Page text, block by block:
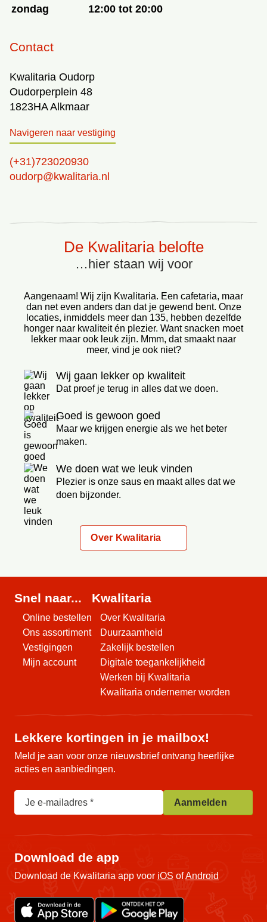
zondag
12:00 tot 20:00
Contact
Kwalitaria Oudorp
Oudorperplein 48
1823HA Alkmaar
Navigeren naar vestiging
(+31)723020930
oudorp@kwalitaria.nl
De Kwalitaria belofte
…hier staan wij voor
Aangenaam! Wij zijn Kwalitaria. Een cafetaria, maar
dan net even anders dan dat je gewend bent. Onze
locaties, inmiddels meer dan 135, hebben dezelfde
honger naar kwaliteit én plezier. Want snacken moet
lekker maar ook leuk zijn. Mmm, dat smaakt naar
meer, vind je ook niet?
Wij gaan lekker op kwaliteit
Dat proef je terug in alles dat we doen.
Goed is gewoon goed
Maar we krijgen energie als we het beter
maken.
We doen wat we leuk vinden
Plezier is onze saus en maakt alles dat we
doen bijzonder.
Over Kwalitaria
Snel naar...
Online bestellen
Ons assortiment
Vestigingen
Mijn account
Kwalitaria
Over Kwalitaria
Duurzaamheid
Zakelijk bestellen
Digitale toegankelijkheid
Werken bij Kwalitaria
Kwalitaria ondernemer worden
Lekkere kortingen in je mailbox!
Meld je aan voor onze nieuwsbrief ontvang heerlijke
acties en aanbiedingen.
Je e-mailadres Aanmelden
Download de app
Download de Kwalitaria app voor iOS ofAndroid